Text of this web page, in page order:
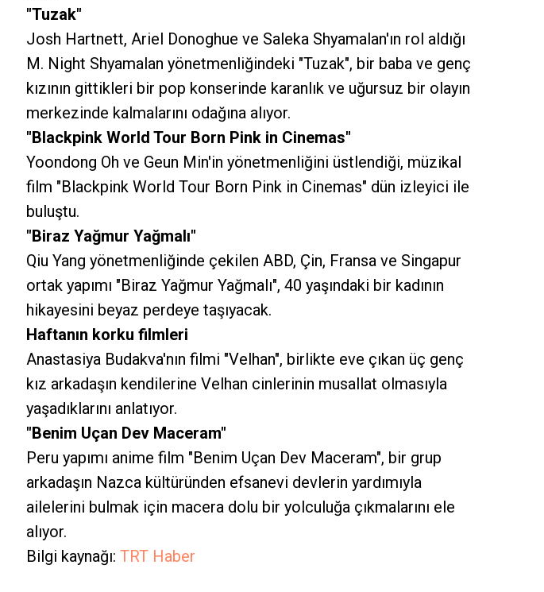
"Tuzak"
Josh Hartnett, Ariel Donoghue ve Saleka Shyamalan'ın rol aldığı
M. Night Shyamalan yönetmenliğindeki "Tuzak", bir baba ve genç
kızının gittikleri bir pop konserinde karanlık ve uğursuz bir olayın
merkezinde kalmalarını odağına alıyor.
"Blackpink World Tour Born Pink in Cinemas"
Yoondong Oh ve Geun Min'in yönetmenliğini üstlendiği, müzikal
film "Blackpink World Tour Born Pink in Cinemas" dün izleyici ile
buluştu.
"Biraz Yağmur Yağmalı"
Qiu Yang yönetmenliğinde çekilen ABD, Çin, Fransa ve Singapur
ortak yapımı "Biraz Yağmur Yağmalı", 40 yaşındaki bir kadının
hikayesini beyaz perdeye taşıyacak.
Haftanın korku filmleri
Anastasiya Budakva'nın filmi "Velhan", birlikte eve çıkan üç genç
kız arkadaşın kendilerine Velhan cinlerinin musallat olmasıyla
yaşadıklarını anlatıyor.
"Benim Uçan Dev Maceram"
Peru yapımı anime film "Benim Uçan Dev Maceram", bir grup
arkadaşın Nazca kültüründen efsanevi devlerin yardımıyla
ailelerini bulmak için macera dolu bir yolculuğa çıkmalarını ele
alıyor.
Bilgi kaynağı: TRT Haber